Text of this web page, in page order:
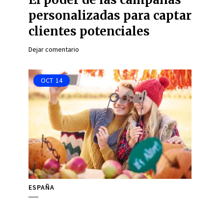
personalizadas para captar
clientes potenciales
Dejar comentario
OCT 14
ESPAÑA